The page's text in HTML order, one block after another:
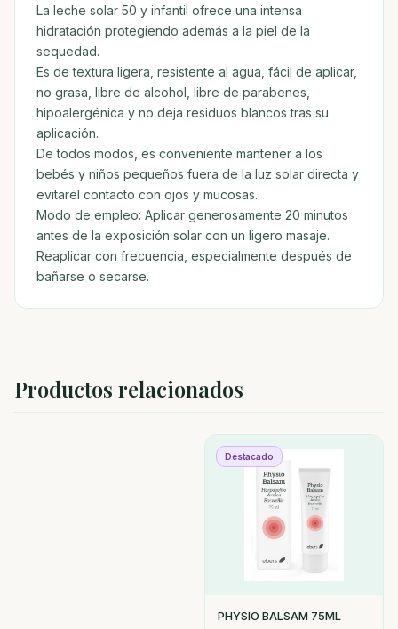
La leche solar 50 y infantil ofrece una intensa
hidratación protegiendo además a la piel de la
sequedad.
Es de textura ligera, resistente al agua, fácil de aplicar,
no grasa, libre de alcohol, libre de parabenes,
hipoalergénica y no deja residuos blancos tras su
aplicación.
De todos modos, es conveniente mantener a los
bebés y niños pequeños fuera de la luz solar directa y
evitarel contacto con ojos y mucosas.
Modo de empleo: Aplicar generosamente 20 minutos
antes de la exposición solar con un ligero masaje.
Reaplicar con frecuencia, especialmente después de
bañarse o secarse.
Productos relacionados
Destacado
PHYSIO BALSAM 75ML